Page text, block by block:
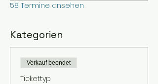
58 Termine ansehen
Kategorien
Verkauf beendet
Tickettyp